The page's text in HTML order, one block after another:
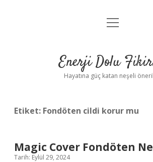
Anasayfa
Yasal Uyarı
menüyü
Enerji Dolu
Hayatına güç katan neşeli
Etiket: Fondöten cildi korur mu
Magic Cover Fondöten
Tarih: Eylül 29, 2024